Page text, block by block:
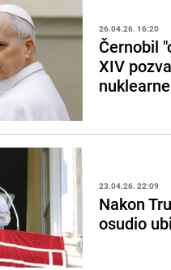
26.04.26. 16:20
Černobil
XIV
23.04.26. 22:09
Nakon
osudio